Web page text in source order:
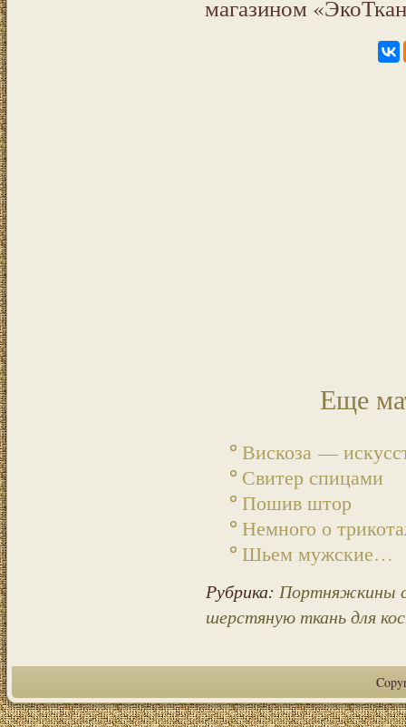
магазином
Еще
Вискоза —
Свитер спицами
Пошив штор
Немного о
Шьем мужские…
Рубрика: Портняжкины
шерстяную ткань для